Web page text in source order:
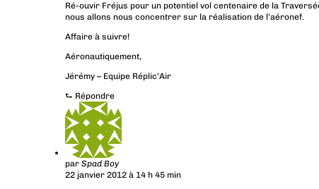
Ré-ouvir Fréjus pour un potentiel vol centenaire de la
nous allons nous concentrer sur la réalisation de l’aéronef.
Affaire à suivre!
Aéronautiquement,
Jérémy – Equipe Réplic’Air
⮑ Répondre
par Spad Boy
22 janvier 2012 à 14 h 45 min